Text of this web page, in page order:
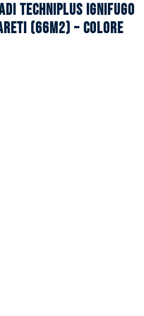
TECHNIPLUS ignifugo
(66m2) – Colore